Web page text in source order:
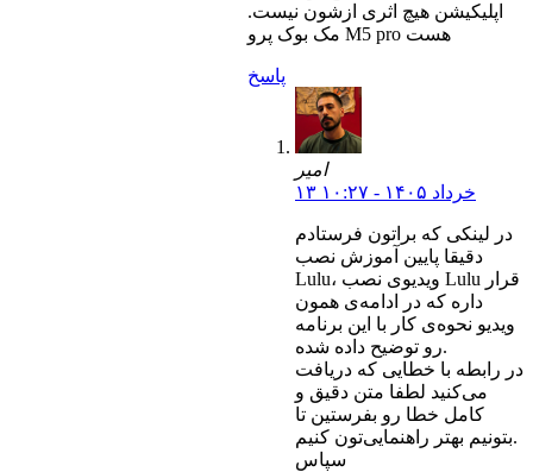
اپلیکیشن هیچ اثری ازشون نیست.
مک بوک پرو M5 pro هست
پاسخ
امیر
۱۳ خرداد ۱۴۰۵ - ۱۰:۲۷
در لینکی که براتون فرستادم
دقیقا پایین آموزش نصب
Lulu، ویدیوی نصب Lulu قرار
داره که در ادامه‌ی همون
ویدیو نحوه‌ی کار با این برنامه
رو توضیح داده شده.
در رابطه با خطایی که دریافت
می‌کنید لطفا متن دقیق و
کامل خطا رو بفرستین تا
بتونیم بهتر راهنمایی‌تون کنیم.
سپاس